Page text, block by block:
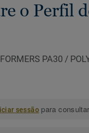
o Perfil
PA30 /
sessãopara